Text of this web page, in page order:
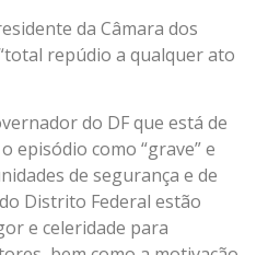
da Câmara dos
repúdio a qualquer ato
do DF que está de
episódio como “grave” e
de segurança e de
Distrito Federal estão
e celeridade para